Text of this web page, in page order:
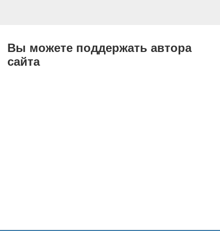
Вы можете поддержать автора
сайта